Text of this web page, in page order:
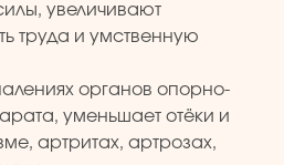
увеличивают
труда и умственную
органов опорно-
уменьшает отёки и
артритах, артрозах,